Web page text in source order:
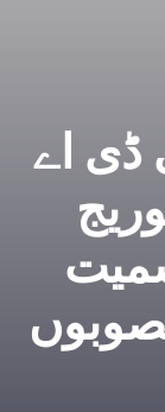
ڈی اے